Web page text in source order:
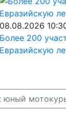
08.08.2026
Более 200
Евразийскую
юный